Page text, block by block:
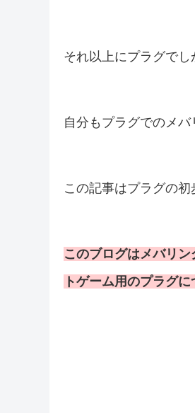
それ以上にプラグでし
自分もプラグでのメバ
この記事はプラグの
このブログはメバリ
トゲーム用のプラグ